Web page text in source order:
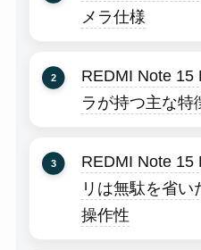
メラ仕様
REDMI Note 15
ラが持つ主な特
REDMI Note 15
リは無駄を省
操作性